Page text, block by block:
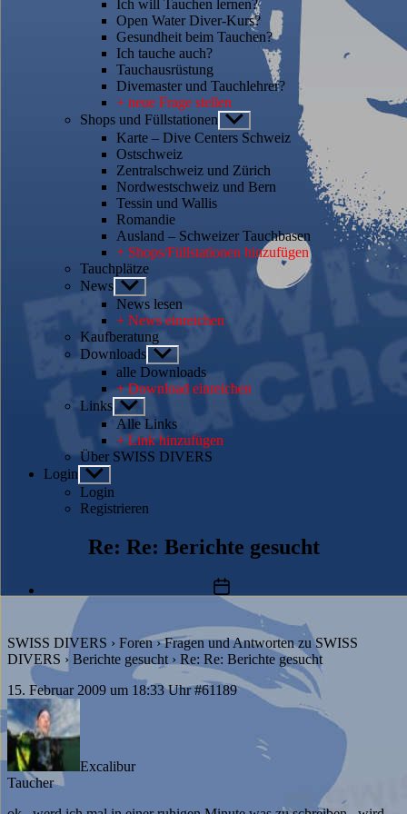
Ich will Tauchen lernen?
Open Water Diver-Kurs?
Gesundheit beim Tauchen?
Ich tauche auch?
Tauchausrüstung
Divemaster und Tauchlehrer?
+ neue Frage stellen
Shops und Füllstationen Untermenü
anzeigen
Karte – Dive Centers Schweiz
Ostschweiz
Zentralschweiz und Zürich
Nordwestschweiz und Bern
Tessin und Wallis
Romandie
Ausland – Schweizer Tauchbasen
+ Shops/Füllstationen hinzufügen
Tauchplätze
News Untermenü
anzeigen
News lesen
+ News einreichen
Kaufberatung
Downloads Untermenü
anzeigen
alle Downloads
+ Download einreichen
Links Untermenü
anzeigen
Alle Links
+ Link hinzufügen
Über SWISS DIVERS
Login Untermenü
anzeigen
Login
Registrieren
Re: Re: Berichte gesucht
Beitragsdatum
SWISS DIVERS › Foren › Fragen und Antworten zu SWISS
DIVERS › Berichte gesucht › Re: Re: Berichte gesucht
15. Februar 2009 um 18:33 Uhr #61189
Excalibur
Taucher